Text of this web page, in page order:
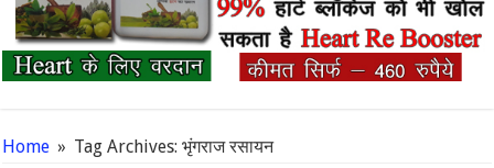
Home » Tag Archives: भृंगराज रसायन